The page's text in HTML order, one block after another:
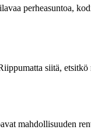
perheasuntoa,
siitä,
mahdollisuuden